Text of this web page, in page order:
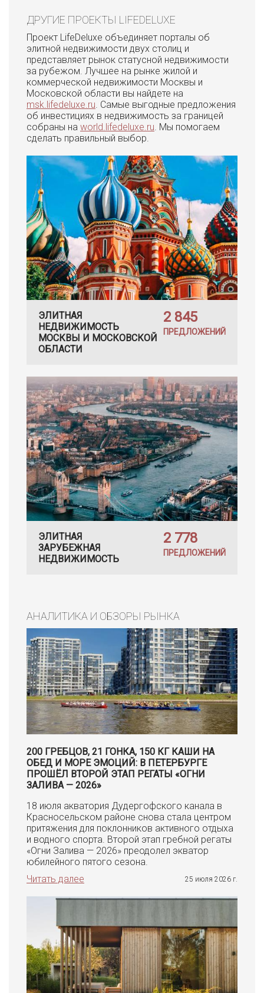
ДРУГИЕ ПРОЕКТЫ LIFEDELUXE
Проект LifeDeluxe объединяет порталы об
элитной недвижимости двух столиц и
представляет рынок статусной недвижимости
за рубежом. Лучшее на рынке жилой и
коммерческой недвижимости Москвы и
Московской области вы найдете на
msk.lifedeluxe.ru. Самые выгодные предложения
об инвестициях в недвижимость за границей
собраны на world.lifedeluxe.ru. Мы помогаем
сделать правильный выбор.
ЭЛИТНАЯ
НЕДВИЖИМОСТЬ
МОСКВЫ И МОСКОВСКОЙ
ОБЛАСТИ
2 845
ПРЕДЛОЖЕНИЙ
ЭЛИТНАЯ
ЗАРУБЕЖНАЯ
НЕДВИЖИМОСТЬ
2 778
ПРЕДЛОЖЕНИЙ
АНАЛИТИКА И ОБЗОРЫ РЫНКА
200 ГРЕБЦОВ, 21 ГОНКА, 150 КГ КАШИ НА
ОБЕД И МОРЕ ЭМОЦИЙ: В ПЕТЕРБУРГЕ
ПРОШЁЛ ВТОРОЙ ЭТАП РЕГАТЫ «ОГНИ
ЗАЛИВА — 2026»
18 июля акватория Дудергофского канала в
Красносельском районе снова стала центром
притяжения для поклонников активного отдыха
и водного спорта. Второй этап гребной регаты
«Огни Залива — 2026» преодолел экватор
юбилейного пятого сезона.
Читать далее
25 июля 2026 г.